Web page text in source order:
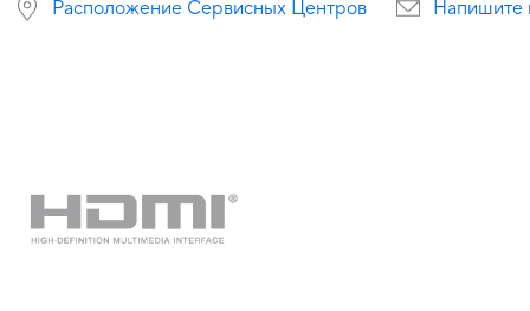
Расположение Сервисных Центров Напишите